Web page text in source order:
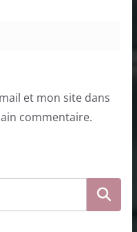
et mon site dans
commentaire.